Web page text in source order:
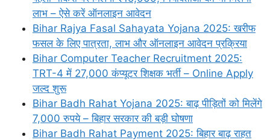
लाभ – ऐसे करें ऑनलाइन आवेदन
Bihar Rajya Fasal Sahayata Yojana 2025: खरीफ
फसल के लिए पात्रता, लाभ और ऑनलाइन आवेदन प्रक्रिया
Bihar Computer Teacher Recruitment 2025:
TRT-4 में 27,000 कंप्यूटर शिक्षक भर्ती – Online Apply
जल्द शुरू
Bihar Badh Rahat Yojana 2025: बाढ़ पीड़ितों को मिलेंगे
7,000 रुपये – बिहार सरकार की बड़ी घोषणा
Bihar Badh Rahat Payment 2025: बिहार बाढ़ राहत